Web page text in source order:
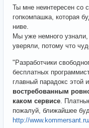
Ты мне неинтересен со
гопкомпашка, которая
ниве.
Мы уже немного
уверяли, потому что
"Разработчики
бесплатных
главный парадокс этой
востребованным
каком сервисе .
пожалуй, ближайшее
http://